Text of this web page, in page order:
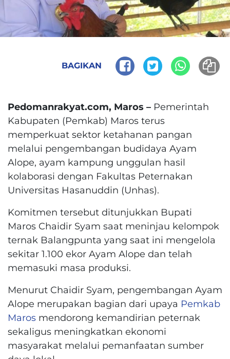
BAGIKAN
Pedomanrakyat.com, Maros – Pemerintah
Kabupaten (Pemkab) Maros terus
memperkuat sektor ketahanan pangan
melalui pengembangan budidaya Ayam
Alope, ayam kampung unggulan hasil
kolaborasi dengan Fakultas Peternakan
Universitas Hasanuddin (Unhas).
Komitmen tersebut ditunjukkan Bupati
Maros Chaidir Syam saat meninjau kelompok
ternak Balangpunta yang saat ini mengelola
sekitar 1.100 ekor Ayam Alope dan telah
memasuki masa produksi.
Menurut Chaidir Syam, pengembangan Ayam
Alope merupakan bagian dari upaya Pemkab
Maros mendorong kemandirian peternak
sekaligus meningkatkan ekonomi
masyarakat melalui pemanfaatan sumber